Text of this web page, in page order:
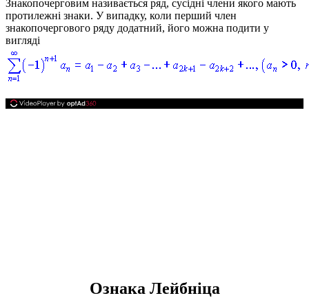
Знакопочерговим називається ряд, сусідні члени якого мають
протилежні знаки. У випадку, коли перший член
знакопочергового ряду додатний, його можна подити у
вигляді
Ознака Лейбніца